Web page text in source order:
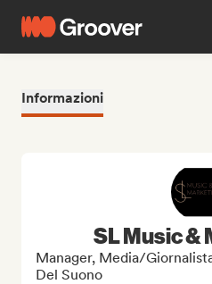
Informazioni
SL Music &
Manager, Media/
Del Suono